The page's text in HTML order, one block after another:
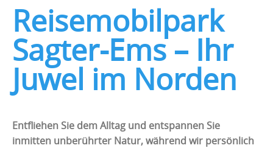
Reisemobilpark
Sagter-Ems – Ihr
Juwel im Norden
Entfliehen Sie dem Alltag und entspannen Sie
inmitten unberührter Natur, während wir persönlich